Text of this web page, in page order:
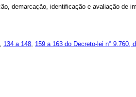
identificação e avaliação de
, 134 a 148, 159 a 163 do Decreto-lei n° 9.760,